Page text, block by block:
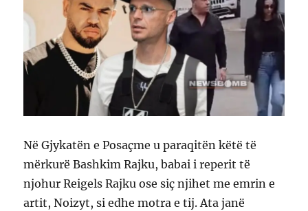
Në Gjykatën e Posaçme u paraqitën këtë të
mërkurë Bashkim Rajku, babai i reperit të
njohur Reigels Rajku ose siç njihet me emrin e
artit, Noizyt, si edhe motra e tij. Ata janë